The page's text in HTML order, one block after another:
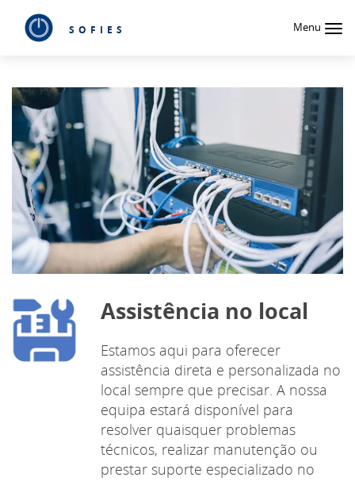
SOFIES Menu
Assistência no local
Estamos aqui para oferecer
assistência direta e personalizada no
local sempre que precisar. A nossa
equipa estará disponível para
resolver quaisquer problemas
técnicos, realizar manutenção ou
prestar suporte especializado no